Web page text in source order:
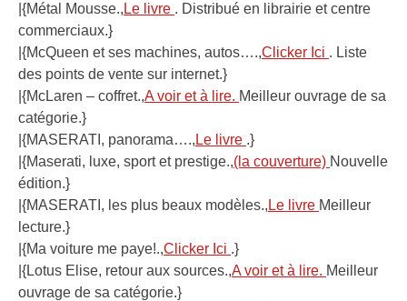
|{Métal Mousse., Le livre . Distribué en librairie et centre
commerciaux.}
|{McQueen et ses machines, autos….,Clicker Ici . Liste
des points de vente sur internet.}
|{McLaren – coffret.,A voir et à lire. Meilleur ouvrage de sa
catégorie.}
|{MASERATI, panorama…., Le livre .}
|{Maserati, luxe, sport et prestige.,(la couverture) Nouvelle
édition.}
|{MASERATI, les plus beaux modèles., Le livre Meilleur
lecture.}
|{Ma voiture me paye!.,Clicker Ici .}
|{Lotus Elise, retour aux sources.,A voir et à lire. Meilleur
ouvrage de sa catégorie.}